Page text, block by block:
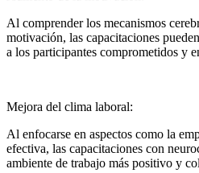
Al comprender los mecanismos
motivación, las capacitaciones
a los participantes comprometidos y
Mejora del clima laboral:
Al enfocarse en aspectos como la
efectiva, las capacitaciones con
ambiente de trabajo más positivo y